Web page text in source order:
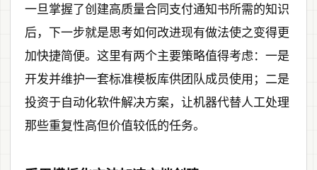
一旦掌握了创建高质量合同支付通知书所需的知识
后，下一步就是思考如何改进现有做法使之变得更
加快捷简便。这里有两个主要策略值得考虑：一是
开发并维护一套标准模板库供团队成员使用；二是
投资于自动化软件解决方案，让机器代替人工处理
那些重复性高但价值较低的任务。